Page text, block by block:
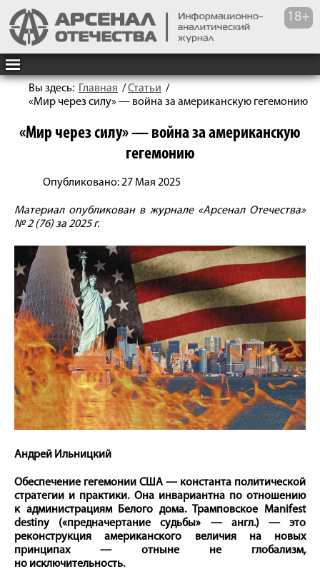
Вы здесь: Главная /Статьи /
«Мир через силу» — вой­на за американскую гегемонию
«Мир через силу» — вой­на за американскую
гегемонию
Опубликовано: 27 Мая 2025
Материал опубликован в журнале «Арсенал Отечества»
№ 2 (76) за 2025 г.
Андрей Ильницкий
Обеспечение гегемонии США — константа политической
стратегии и практики. Она инвариантна по отношению
к администрациям Белого дома. Трамповское Manifest
destiny («предначертание судьбы» — англ.) — это
реконструкция американского величия на новых
принципах — отныне не глобализм,
но исключительность.